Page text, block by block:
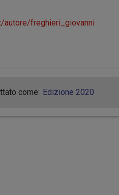
freghieri_giovanni
come: Edizione 2020